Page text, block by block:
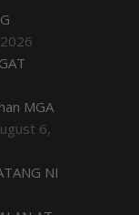
MGA
6,
NI